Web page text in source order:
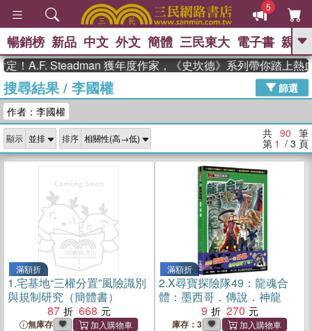
5
GO
高希均教授回憶錄
、 The Odyssey 、 父親節 、 如果歷
獎 臺灣漫遊錄 、 方念華 、 台灣的李
登輝時代
數學女孩：黎曼猜想 、
偉大的迷走神經
暢銷榜 新品 中文 外文 簡體 三民東大 電子書 親子
Steadman 獲年度作家，《史坎德》系列帶你踏上熱血奇幻
搜尋結果/ 李國權
篩選
作者：李國權
顯示 排序 共 90 筆
第 1 / 3 頁
滿額折
1.宅基地“三權分置”風險識別
與規制研究（簡體書）
87
668
無庫存
滿額折
2.X尋寶探險隊49：龍魂合
體：墨西哥．傳說．神龍
9
270
庫存：3